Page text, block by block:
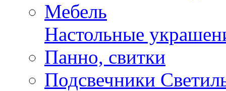
Мебель
Настольные
Панно, свитки
Подсвечники